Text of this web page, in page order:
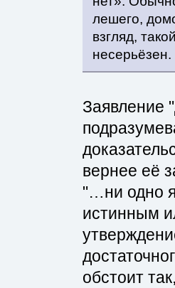
лешего,
взгляд,
Заявление
вернее её
"…ни одно
истинным
обстоит